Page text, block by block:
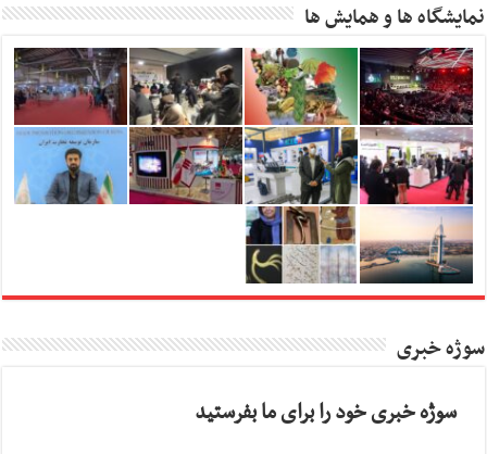
نمایشگاه ها و همایش ها
سوژه خبری
سوژه خبری خود را برای ما بفرستید